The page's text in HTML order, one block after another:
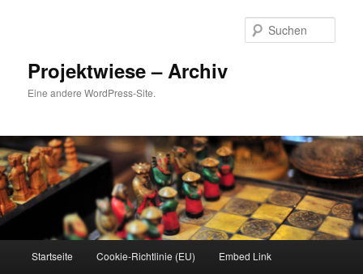
Projektwiese – Archiv
Eine andere WordPress-Site.
Startseite Cookie-Richtlinie (EU) Embed Link